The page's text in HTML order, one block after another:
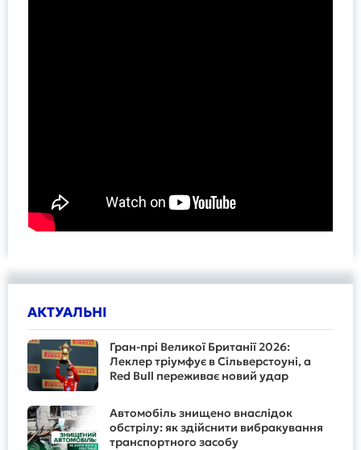
АКТУАЛЬНІ
Гран-прі Великої Британії 2026:
Леклер тріумфує в Сільверстоуні, а
Red Bull переживає новий удар
Автомобіль знищено внаслідок
обстрілу: як здійснити вибракування
транспортного засобу